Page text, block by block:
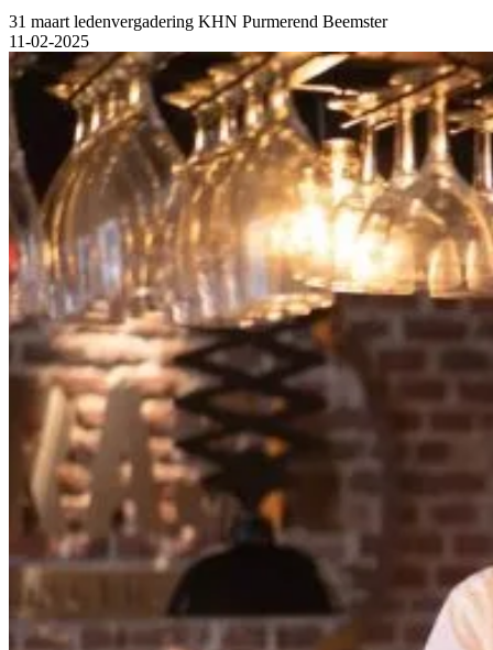
31 maart ledenvergadering KHN Purmerend Beemster
11-02-2025